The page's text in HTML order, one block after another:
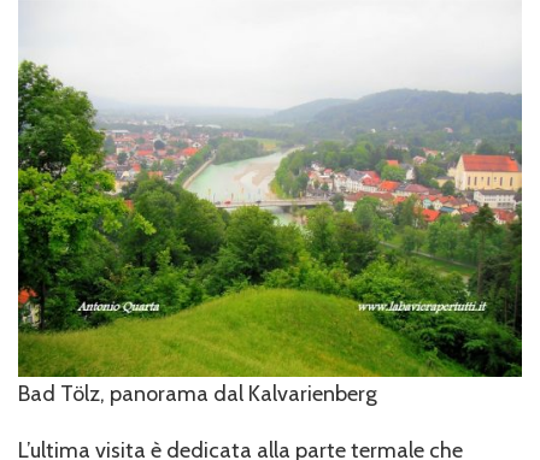
Bad Tölz, panorama dal Kalvarienberg
L’ultima visita è dedicata alla parte termale che